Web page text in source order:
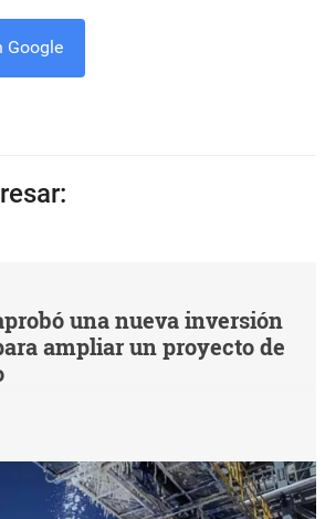
Google
una nueva inversión
ampliar un proyecto de